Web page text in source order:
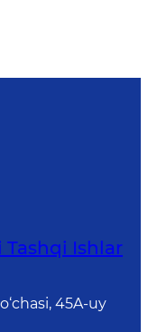
Tashqi Ishlаr
45A-uy